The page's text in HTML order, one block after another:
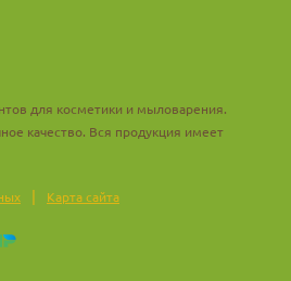
для косметики и мыловарения.
качество. Вся продукция имеет
| Карта сайта